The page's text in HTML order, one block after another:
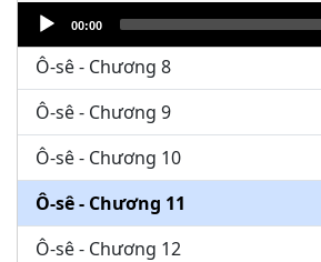
Audio
Player
00:00
Ô-sê - Chương 7
Ô-sê - Chương 8
Ô-sê - Chương 9
Ô-sê - Chương 10
Ô-sê - Chương 11
Ô-sê - Chương 12